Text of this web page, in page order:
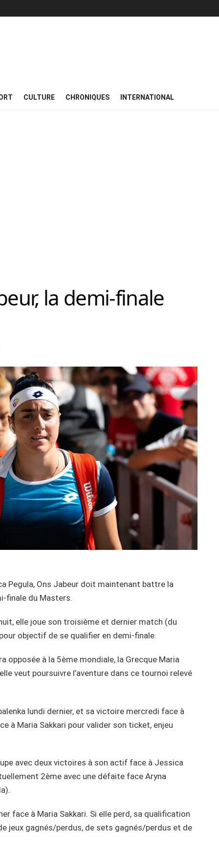
CULTURE CHRONIQUES INTERNATIONAL
la demi-finale
Pegula, Ons Jabeur doit maintenant battre la
finale du Masters.
elle joue son troisième et dernier match (du
objectif de se qualifier en demi-finale.
opposée à la 5ème mondiale, la Grecque Maria
veut poursuivre l’aventure dans ce tournoi relevé
lundi dernier, et sa victoire mercredi face à
à Maria Sakkari pour valider son ticket, enjeu
avec deux victoires à son actif face à Jessica
2ème avec une défaite face Aryna
face à Maria Sakkari. Si elle perd, sa qualification
jeux gagnés/perdus, de sets gagnés/perdus et de